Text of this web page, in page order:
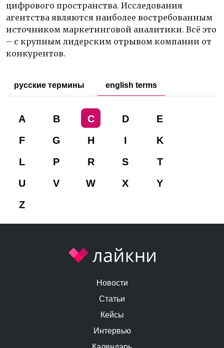
цифрового пространства. Исследования
агентства являются наиболее востребованным
источником маркетинговой аналитики. Всё это
– с крупным лидерским отрывом компании от
конкурентов.
русские термины english terms
A B C D
E
F
G H I
K
L
P R S
T
U
V W X
Y
Z
Новости
Статьи
Кейсы
Интервью